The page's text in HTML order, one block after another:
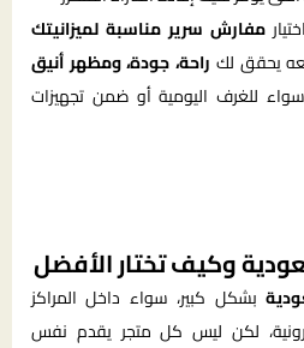
مفارش سرير مناسبة لميزانيتك
يحقق لك راحة، جودة، ومظهر أنيق
للغرف اليومية أو ضمن تجهيزات
وكيف تختار الأفضل
بشكل كبير، سواء داخل المراكز
لكن ليس كل متجر يقدم نفس